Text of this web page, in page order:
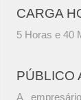
CARGA
5 Horas e 40
PÚBLICO
A